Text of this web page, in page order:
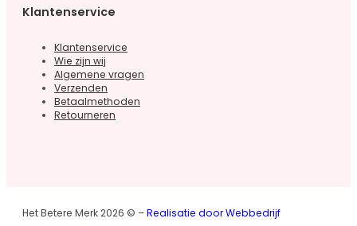
Klantenservice
Klantenservice
Wie zijn wij
Algemene vragen
Verzenden
Betaalmethoden
Retourneren
Het Betere Merk 2026 © –Realisatie door Webbedrijf